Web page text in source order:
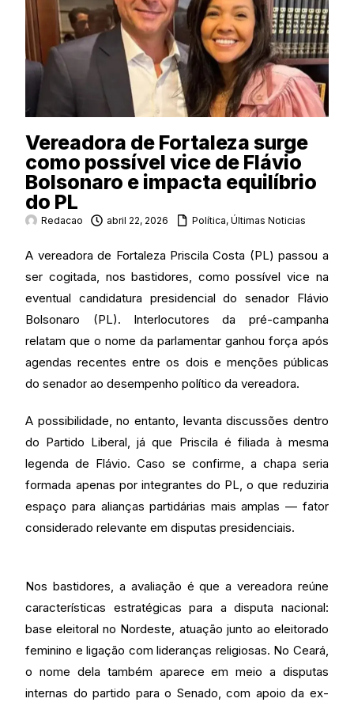
Vereadora de Fortaleza surge
como possível vice de Flávio
Bolsonaro e impacta equilíbrio
do PL
Redacao abril 22, 2026 Política,Últimas Noticias
A vereadora de Fortaleza Priscila Costa (PL) passou a
ser cogitada, nos bastidores, como possível vice na
eventual candidatura presidencial do senador Flávio
Bolsonaro (PL). Interlocutores da pré-campanha
relatam que o nome da parlamentar ganhou força após
agendas recentes entre os dois e menções públicas
do senador ao desempenho político da vereadora.
A possibilidade, no entanto, levanta discussões dentro
do Partido Liberal, já que Priscila é filiada à mesma
legenda de Flávio. Caso se confirme, a chapa seria
formada apenas por integrantes do PL, o que reduziria
espaço para alianças partidárias mais amplas — fator
considerado relevante em disputas presidenciais.
Nos bastidores, a avaliação é que a vereadora reúne
características estratégicas para a disputa nacional:
base eleitoral no Nordeste, atuação junto ao eleitorado
feminino e ligação com lideranças religiosas. No Ceará,
o nome dela também aparece em meio a disputas
internas do partido para o Senado, com apoio da ex-